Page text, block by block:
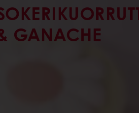
GANACHE